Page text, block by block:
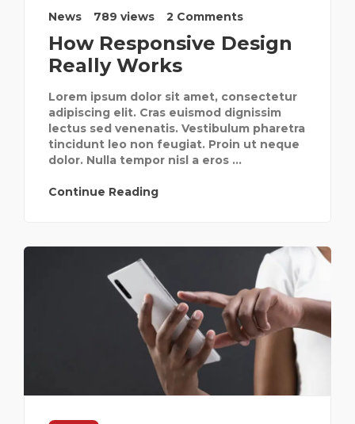
News 789 views 2 Comments
How Responsive Design
Really Works
Lorem ipsum dolor sit amet, consectetur
adipiscing elit. Cras euismod dignissim
lectus sed venenatis. Vestibulum pharetra
tincidunt leo non feugiat. Proin ut neque
dolor. Nulla tempor nisl a eros ...
Continue Reading